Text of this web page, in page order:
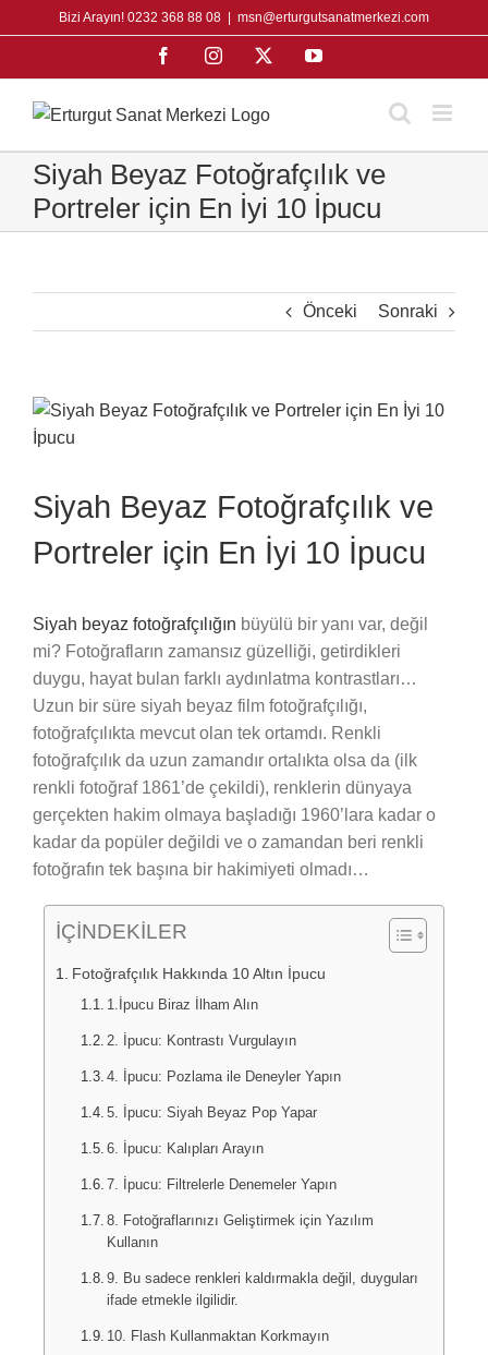
to
Bizi Arayın! 0232 368 88 08 msn@erturgutsanatmerkezi.com
FacebookInstagram YouTube
Siyah Beyaz Fotoğrafçılık ve
Portreler için En İyi 10 İpucu
Önceki Sonraki
View
Larger
Siyah Beyaz Fotoğrafçılık ve
Portreler için En İyi 10 İpucu
Siyah beyaz fotoğrafçılığın büyülü bir yanı var, değil
mi? Fotoğrafların zamansız güzelliği, getirdikleri
duygu, hayat bulan farklı aydınlatma kontrastları…
Uzun bir süre siyah beyaz film fotoğrafçılığı,
fotoğrafçılıkta mevcut olan tek ortamdı. Renkli
fotoğrafçılık da uzun zamandır ortalıkta olsa da (ilk
renkli fotoğraf 1861’de çekildi), renklerin dünyaya
gerçekten hakim olmaya başladığı 1960’lara kadar o
kadar da popüler değildi ve o zamandan beri renkli
fotoğrafın tek başına bir hakimiyeti olmadı…
İÇİNDEKİLER
Fotoğrafçılık Hakkında 10 Altın İpucu
1.İpucu Biraz İlham Alın
2. İpucu: Kontrastı Vurgulayın
4. İpucu: Pozlama ile Deneyler Yapın
5. İpucu: Siyah Beyaz Pop Yapar
6. İpucu: Kalıpları Arayın
7. İpucu: Filtrelerle Denemeler Yapın
8. Fotoğraflarınızı Geliştirmek için Yazılım
Kullanın
9. Bu sadece renkleri kaldırmakla değil, duyguları
ifade etmekle ilgilidir.
10. Flash Kullanmaktan Korkmayın